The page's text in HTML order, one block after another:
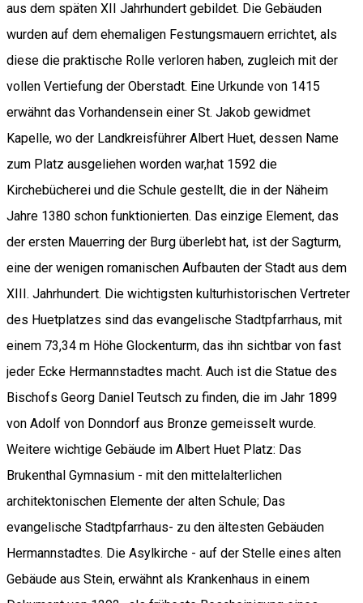
aus dem späten XII Jahrhundert gebildet. Die Gebäuden
wurden auf dem ehemaligen Festungsmauern errichtet, als
diese die praktische Rolle verloren haben, zugleich mit der
vollen Vertiefung der Oberstadt. Eine Urkunde von 1415
erwähnt das Vorhandensein einer St. Jakob gewidmet
Kapelle, wo der Landkreisführer Albert Huet, dessen Name
zum Platz ausgeliehen worden war,hat 1592 die
Kirchebücherei und die Schule gestellt, die in der Näheim
Jahre 1380 schon funktionierten. Das einzige Element, das
der ersten Mauerring der Burg überlebt hat, ist der Sagturm,
eine der wenigen romanischen Aufbauten der Stadt aus dem
XIII. Jahrhundert. Die wichtigsten kulturhistorischen Vertreter
des Huetplatzes sind das evangelische Stadtpfarrhaus, mit
einem 73,34 m Höhe Glockenturm, das ihn sichtbar von fast
jeder Ecke Hermannstadtes macht. Auch ist die Statue des
Bischofs Georg Daniel Teutsch zu finden, die im Jahr 1899
von Adolf von Donndorf aus Bronze gemeisselt wurde.
Weitere wichtige Gebäude im Albert Huet Platz: Das
Brukenthal Gymnasium - mit den mittelalterlichen
architektonischen Elemente der alten Schule; Das
evangelische Stadtpfarrhaus- zu den ältesten Gebäuden
Hermannstadtes. Die Asylkirche - auf der Stelle eines alten
Gebäude aus Stein, erwähnt als Krankenhaus in einem